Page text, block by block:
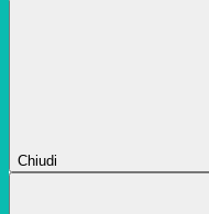
Chiudi